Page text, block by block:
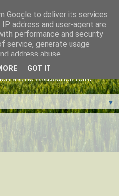
meine Kreationen rein.
▼
Google to deliver its services
address and user-agent are
performance and security
service, generate usage
address abuse.
GOT IT